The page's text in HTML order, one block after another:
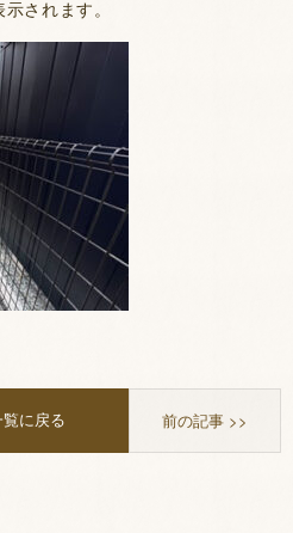
されます。
に戻る 前の記事 >>